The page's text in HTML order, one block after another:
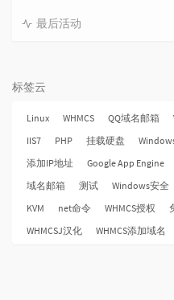
最后活动
标签云
Linux WHMCS QQ域名邮箱
IIS7
PHP 挂载硬盘
添加IP地址
Google App Engine
域名邮箱
测试 Windows安全
KVM
net命令 WHMCS授权
WHMCSJ汉化
WHMCS添加域名